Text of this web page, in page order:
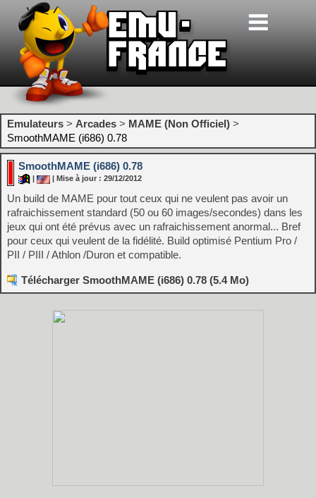
Emulateurs > Arcades > MAME (Non Officiel) >
SmoothMAME (i686) 0.78
SmoothMAME (i686) 0.78
| Mise à jour : 29/12/2012
Un build de MAME pour tout ceux qui ne veulent pas avoir un
rafraichissement standard (50 ou 60 images/secondes) dans les
jeux qui ont été prévus avec un rafraichissement anormal... Bref
pour ceux qui veulent de la fidélité. Build optimisé Pentium Pro /
PII / PIII / Athlon /Duron et compatible.
Télécharger SmoothMAME (i686) 0.78 (5.4 Mo)